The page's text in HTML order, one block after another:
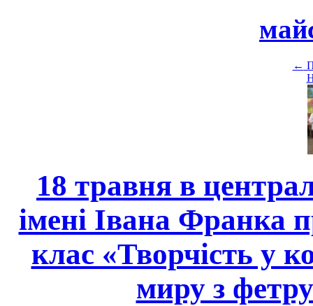
←
18 травня в
імені Івана Франка
клас «Творчість у
миру з